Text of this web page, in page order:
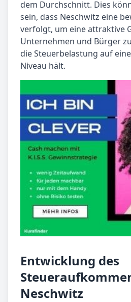
dem Durchschnitt. Dies
sein, dass Neschwitz eine
verfolgt, um eine attraktive
Unternehmen und Bürger
die Steuerbelastung auf
Niveau hält.
Entwicklung des
Neschwitz